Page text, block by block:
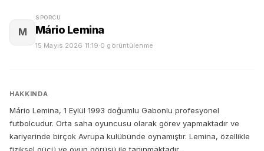
M
SPORCU
Mário Lemina
15 Mayıs 2026 11:19·0 görüntülenme
HAKKINDA
Mário Lemina, 1 Eylül 1993 doğumlu Gabonlu profesyonel
futbolcudur. Orta saha oyuncusu olarak görev yapmaktadır ve
kariyerinde birçok Avrupa kulübünde oynamıştır. Lemina, özellikle